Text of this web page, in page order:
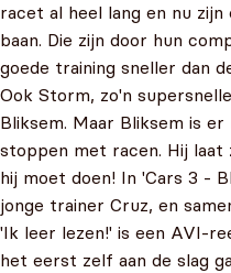
racet al heel lang en nu
baan. Die zijn door hun
goede training sneller dan
Ook Storm, zo'n
Bliksem. Maar Bliksem is
stoppen met racen. Hij
hij moet doen! In 'Cars 3 -
jonge trainer Cruz, en
'Ik leer lezen!' is een AVI-
het eerst zelf aan de slag